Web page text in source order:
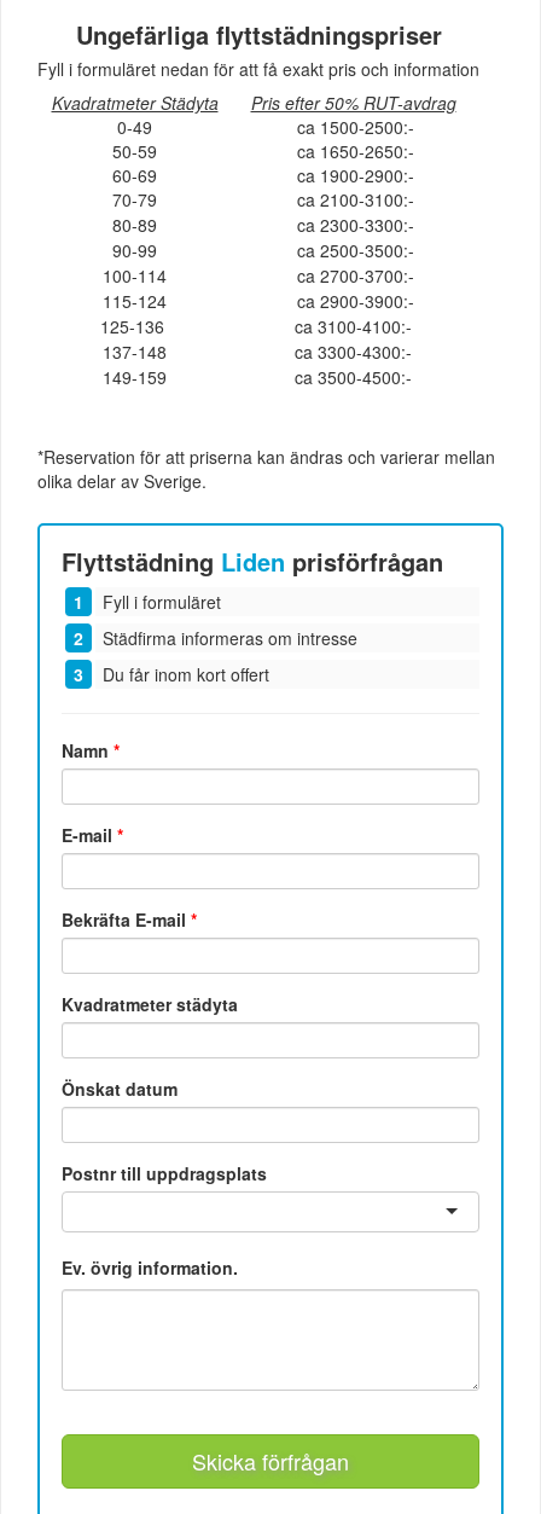
Ungefärliga flyttstädningspriser
Fyll i formuläret nedan för att få exakt pris och information
Kvadratmeter Städyta
Pris efter 50% RUT-avdrag
0-49
ca 1500-2500:-
50-59
ca 1650-2650:-
60-69
ca 1900-2900:-
70-79
ca 2100-3100:-
80-89
ca 2300-3300:-
90-99
ca 2500-3500:-
100-114
ca 2700-3700:-
115-124
ca 2900-3900:-
125-136
ca 3100-4100:-
137-148
ca 3300-4300:-
149-159
ca 3500-4500:-
*Reservation för att priserna kan ändras och varierar mellan
olika delar av Sverige.
Flyttstädning Liden prisförfrågan
Fyll i formuläret
Städfirma informeras om intresse
Du får inom kort offert
Namn*
E-mail*
Bekräfta E-mail*
Kvadratmeter städyta
Önskat datum
Postnr till uppdragsplats
Ev. övrig information.
Skicka förfrågan